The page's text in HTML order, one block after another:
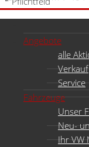
Angebote
alle
Verkauf
Service
Fahrzeuge
Unser
Neu-
Ihr VW